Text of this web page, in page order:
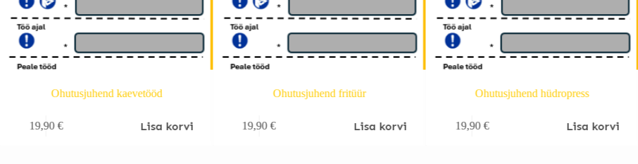
Ohutusjuhend kaevetööd
19,90€ Lisa korvi
Ohutusjuhend fritüür
19,90€ Lisa korvi
Ohutusjuhend hüdropress
19,90€ Lisa korvi